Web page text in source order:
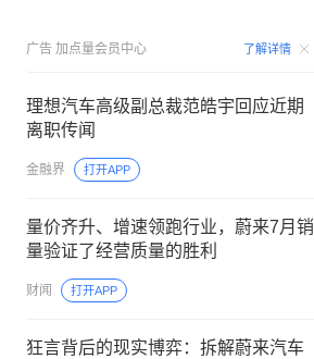
广告 加点量会员中心 了解详情
理想汽车高级副总裁范皓宇回应近期
离职传闻
金融界 打开APP
量价齐升、增速领跑行业，蔚来7月销
量验证了经营质量的胜利
财闻 打开APP
狂言背后的现实博弈：拆解蔚来汽车